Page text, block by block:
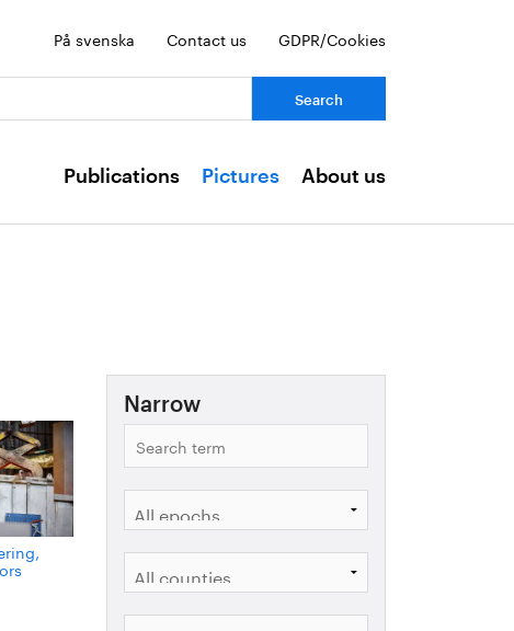
På svenska Contact us GDPR/Cookies
Publications Pictures About us
Narrow
term
Epoch
County
Theme